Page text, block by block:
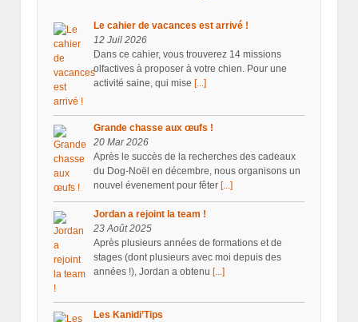
Le cahier de vacances est arrivé !
12 Juil 2026
Dans ce cahier, vous trouverez 14 missions
olfactives à proposer à votre chien. Pour une
activité saine, qui mise [...]
Grande chasse aux œufs !
20 Mar 2026
Après le succès de la recherches des cadeaux
du Dog-Noël en décembre, nous organisons un
nouvel évenement pour fêter [...]
Jordan a rejoint la team !
23 Août 2025
Après plusieurs années de formations et de
stages (dont plusieurs avec moi depuis des
années !), Jordan a obtenu [...]
Les Kanidi’Tips